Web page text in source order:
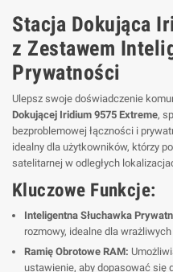
Stacja Dokująca
z Zestawem
Prywatności
Ulepsz swoje doświadczenie
Dokującej Iridium 9575 Extreme,
bezproblemowej łączności i
idealny dla użytkowników, którzy
satelitarnej w odległych
Kluczowe Funkcje:
Inteligentna Słuchawka
rozmowy, idealne dla wrażliwych
Ramię Obrotowe RAM:
ustawienie, aby dopasować się